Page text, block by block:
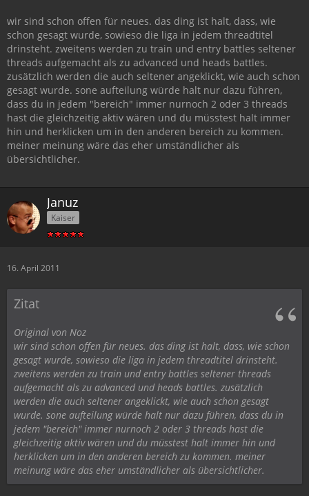
wir sind schon offen für neues. das ding ist halt, dass, wie
schon gesagt wurde, sowieso die liga in jedem threadtitel
drinsteht. zweitens werden zu train und entry battles seltener
threads aufgemacht als zu advanced und heads battles.
zusätzlich werden die auch seltener angeklickt, wie auch schon
gesagt wurde. sone aufteilung würde halt nur dazu führen,
dass du in jedem "bereich" immer nurnoch 2 oder 3 threads
hast die gleichzeitig aktiv wären und du müsstest halt immer
hin und herklicken um in den anderen bereich zu kommen.
meiner meinung wäre das eher umständlicher als
übersichtlicher.
Januz
Kaiser
16. April 2011
Zitat
Original von Noz
wir sind schon offen für neues. das ding ist halt, dass, wie schon
gesagt wurde, sowieso die liga in jedem threadtitel drinsteht.
zweitens werden zu train und entry battles seltener threads
aufgemacht als zu advanced und heads battles. zusätzlich
werden die auch seltener angeklickt, wie auch schon gesagt
wurde. sone aufteilung würde halt nur dazu führen, dass du in
jedem "bereich" immer nurnoch 2 oder 3 threads hast die
gleichzeitig aktiv wären und du müsstest halt immer hin und
herklicken um in den anderen bereich zu kommen. meiner
meinung wäre das eher umständlicher als übersichtlicher.